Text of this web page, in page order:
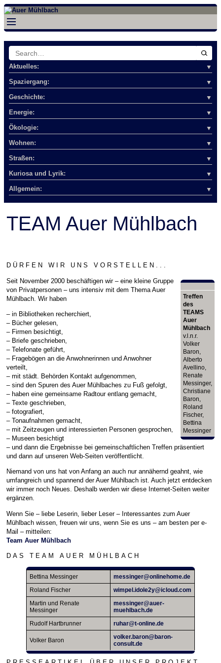
Search
for:
Aktuelles:
Spaziergang:
Geschichte:
Energie:
Ökologie:
Wohnen:
Straßen:
Kuriosa und Lyrik:
Allgemein:
TEAM Auer Mühlbach
D Ü R F E N W I R U N S V O R S T E L L E N . . .
Treffen
des
TEAMS
Auer
Mühlbach
v.l.n.r.
Volker
Baron,
Alberto
Avellino,
Renate
Messinger,
Christiane
Baron,
Roland
Fischer,
Bettina
Messinger
Seit November 2000 beschäftigen wir – eine kleine Gruppe
von Privatpersonen – uns intensiv mit dem Thema Auer
Mühlbach. Wir haben
– in Bibliotheken recherchiert,
– Bücher gelesen,
– Firmen besichtigt,
– Briefe geschrieben,
– Telefonate geführt,
– Fragebögen an die Anwohnerinnen und Anwohner
verteilt,
– mit städt. Behörden Kontakt aufgenommen,
– sind den Spuren des Auer Mühlbaches zu Fuß gefolgt,
– haben eine gemeinsame Radtour entlang gemacht,
– Texte geschrieben,
– fotografiert,
– Tonaufnahmen gemacht,
– mit Zeitzeugen und interessierten Personen gesprochen,
– Museen besichtigt
– und dann die Ergebnisse bei gemeinschaftlichen Treffen präsentiert
und dann auf unseren Web-Seiten veröffentlicht.
Niemand von uns hat von Anfang an auch nur annähernd geahnt, wie
umfangreich und spannend der Auer Mühlbach ist. Auch jetzt entdecken
wir immer noch Neues. Deshalb werden wir diese Internet-Seiten weiter
ergänzen.
Wenn Sie – liebe Leserin, lieber Leser – Interessantes zum Auer
Mühlbach wissen, freuen wir uns, wenn Sie es uns – am besten per e-
Mail – mitteilen:
Team Auer Mühlbach
D A S T E A M A U E R M Ü H L B A C H
Bettina Messinger
messinger@onlinehome.de
Roland Fischer
wimpel.idole2y@icloud.com
Martin und Renate
Messinger
messinger@auer-
muehlbach.de
Rudolf Hartbrunner
ruhar@t-online.de
Volker Baron
volker.baron@baron-
consult.de